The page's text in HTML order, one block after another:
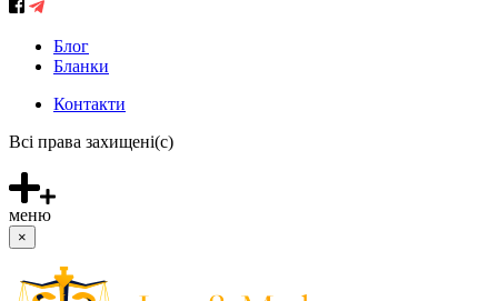
Блог
Бланки
Контакти
Всі права захищені(с)
меню
×